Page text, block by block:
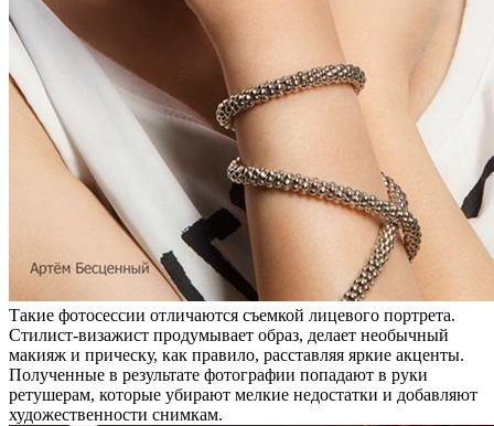
Такие фотосессии отличаются съемкой лицевого портрета.
Стилист-визажист продумывает образ, делает необычный
макияж и прическу, как правило, расставляя яркие акценты.
Полученные в результате фотографии попадают в руки
ретушерам, которые убирают мелкие недостатки и добавляют
художественности снимкам.